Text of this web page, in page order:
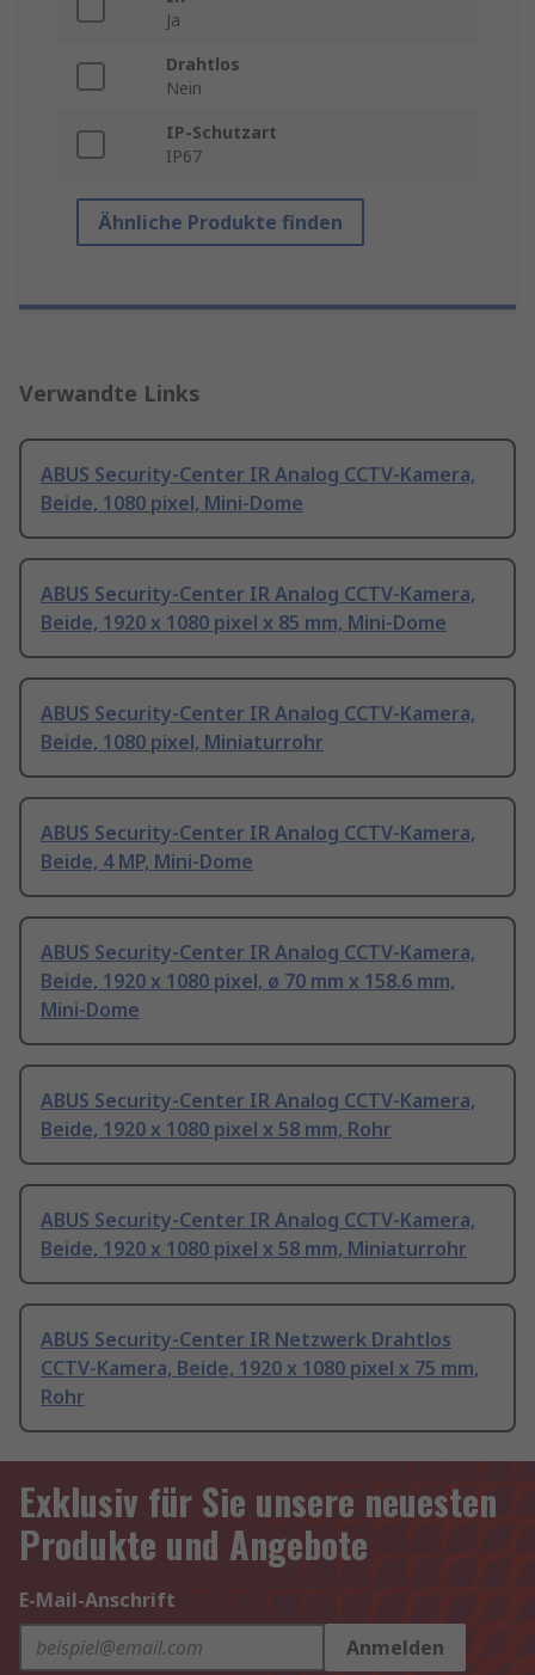
Ja
Drahtlos
Nein
IP-Schutzart
IP67
Ähnliche Produkte finden
Verwandte Links
ABUS Security-Center IR Analog CCTV-Kamera,
Beide, 1080 pixel, Mini-Dome
ABUS Security-Center IR Analog CCTV-Kamera,
Beide, 1920 x 1080 pixel x 85 mm, Mini-Dome
ABUS Security-Center IR Analog CCTV-Kamera,
Beide, 1080 pixel, Miniaturrohr
ABUS Security-Center IR Analog CCTV-Kamera,
Beide, 4 MP, Mini-Dome
ABUS Security-Center IR Analog CCTV-Kamera,
Beide, 1920 x 1080 pixel, ø 70 mm x 158.6 mm,
Mini-Dome
ABUS Security-Center IR Analog CCTV-Kamera,
Beide, 1920 x 1080 pixel x 58 mm, Rohr
ABUS Security-Center IR Analog CCTV-Kamera,
Beide, 1920 x 1080 pixel x 58 mm, Miniaturrohr
ABUS Security-Center IR Netzwerk Drahtlos
CCTV-Kamera, Beide, 1920 x 1080 pixel x 75 mm,
Rohr
Exklusiv für Sie unsere neuesten
Produkte und Angebote
E-Mail-Anschrift
Anmelden